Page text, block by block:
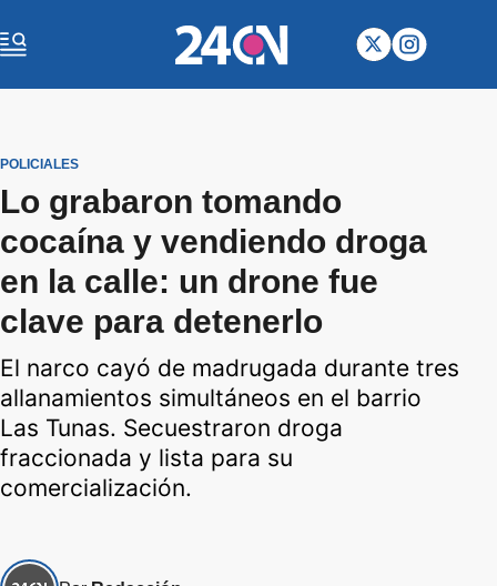
POLICIALES
Lo grabaron tomando
cocaína y vendiendo droga
en la calle: un drone fue
clave para detenerlo
El narco cayó de madrugada durante tres
allanamientos simultáneos en el barrio
Las Tunas. Secuestraron droga
fraccionada y lista para su
comercialización.